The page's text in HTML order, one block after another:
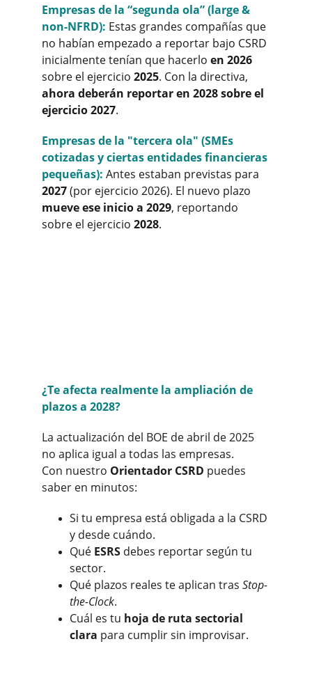
Empresas de la “segunda ola” (large &
non-NFRD): Estas grandes compañías que
no habían empezado a reportar bajo CSRD
inicialmente tenían que hacerlo en 2026
sobre el ejercicio 2025. Con la directiva,
ahora deberán reportar en 2028 sobre el
ejercicio 2027.
Empresas de la "tercera ola" (SMEs
cotizadas y ciertas entidades financieras
pequeñas): Antes estaban previstas para
2027 (por ejercicio 2026). El nuevo plazo
mueve ese inicio a 2029, reportando
sobre el ejercicio 2028.
¿Te afecta realmente la ampliación de
plazos a 2028?
La actualización del BOE de abril de 2025
no aplica igual a todas las empresas.
Con nuestro Orientador CSRD puedes
saber en minutos:
Si tu empresa está obligada a la CSRD
y desde cuándo.
Qué ESRS debes reportar según tu
sector.
Qué plazos reales te aplican tras Stop-
the-Clock.
Cuál es tu hoja de ruta sectorial
clara para cumplir sin improvisar.